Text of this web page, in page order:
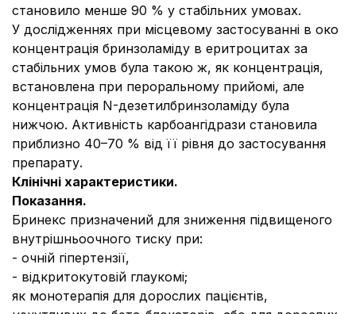
становило менше 90 % у стабільних умовах.
У дослідженнях при місцевому застосуванні в око
концентрація бринзоламіду в еритроцитах за
стабільних умов була такою ж, як концентрація,
встановлена при пероральному прийомі, але
концентрація N-дезетилбринзоламіду була
нижчою. Активність карбоангідрази становила
приблизно 40–70 % від її рівня до застосування
препарату.
Клінічні характеристики.
Показання.
Бринекс призначений для зниження підвищеного
внутрішньоочного тиску при:
- очній гіпертензії,
- відкритокутовій глаукомі;
як монотерапія для дорослих пацієнтів,